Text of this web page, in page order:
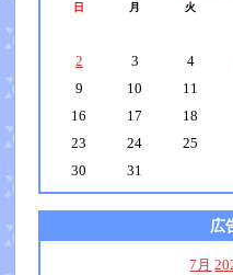
日 月 火
2
3 4
9
10 11
16
17 18
23
24 25
30
31
広
7月